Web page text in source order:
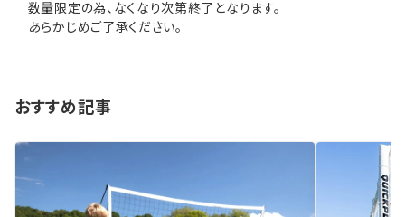
数量限定の為、なくなり次第終了となります。
あらかじめご了承ください。
おすすめ記事